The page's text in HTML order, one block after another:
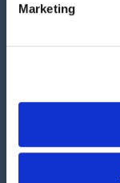
Marketing